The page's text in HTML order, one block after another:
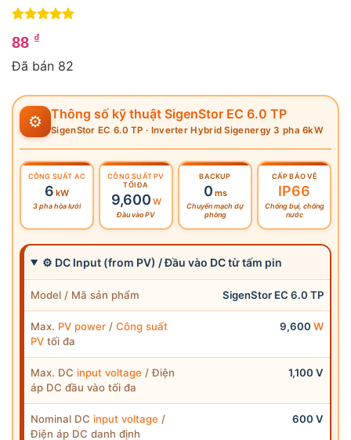
trên 5
dựa trên
88 ₫
Đã bán 82
⚙ Thông số kỹ thuật SigenStor EC 6.0 TP
SigenStor EC 6.0 TP · Inverter Hybrid Sigenergy 3 pha 6kW
CÔNG SUẤT AC
6 kW
3 pha hòa lưới
CÔNG SUẤT PV
TỐI ĐA
9,600 W
Đầu vào PV
BACKUP
0 ms
Chuyển mạch dự
phòng
CẤP BẢO VỆ
IP66
Chống bụi, chống
nước
⚙ DC Input (from PV) / Đầu vào DC từ tấm pin
Model / Mã sản phẩm SigenStor EC 6.0 TP
Max. PV power / Công suất
PV tối đa
9,600 W
Max. DC input voltage / Điện
áp DC đầu vào tối đa
1,100 V
Nominal DC input voltage /
Điện áp DC danh định
600 V